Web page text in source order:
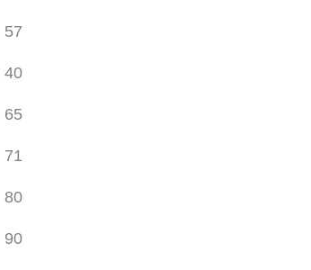
57
40
65
71
80
90